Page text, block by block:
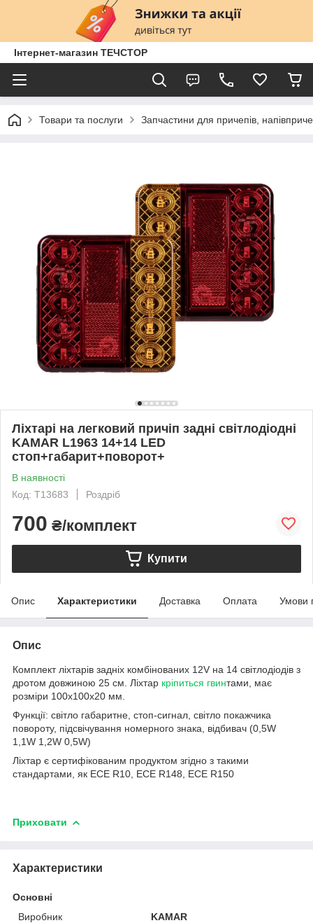
Інтернет-магазин ТЕЧСТОР
Товари та послуги Запчастини для причепів,
Ліхтарі на легковий причіп задні світлодіодні
KAMAR L1963 14+14 LED
стоп+габарит+поворот+
В наявності
Код: T13683
Роздріб
700 ₴/комплект
Купити
Опис Характеристики Доставка Оплата Умови
Опис
Комплект ліхтарів задніх комбінованих 12V на 14 світлодіодів з
дротом довжиною 25 см. Ліхтар кріпиться гвинтами, має
розміри 100x100х20 мм.
Функції: світло габаритне, стоп-сигнал, світло покажчика
повороту, підсвічування номерного знака, відбивач (0,5W
1,1W 1,2W 0,5W)
Ліхтар є сертифікованим продуктом згідно з такими
стандартами, як ECE R10, ECE R148, ECE R150
Приховати
Характеристики
Основні
Виробник
KAMAR